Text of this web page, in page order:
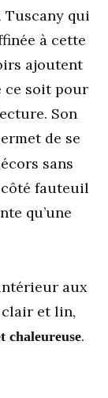
Tuscany qui
à cette
ajoutent
ce soit pour
Son
de se
sans
côté fauteuil
qu’une
aux
et lin,
chaleureuse.